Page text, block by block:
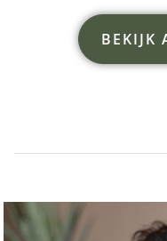
BEKIJK